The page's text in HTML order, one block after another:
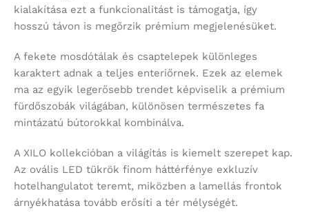
kialakítása ezt a funkcionalitást is támogatja, így
hosszú távon is megőrzik prémium megjelenésüket.
A fekete mosdótálak és csaptelepek különleges
karaktert adnak a teljes enteriőrnek. Ezek az elemek
ma az egyik legerősebb trendet képviselik a prémium
fürdőszobák világában, különösen természetes fa
mintázatú bútorokkal kombinálva.
A XILO kollekcióban a világítás is kiemelt szerepet kap.
Az ovális LED tükrök finom háttérfénye exkluzív
hotelhangulatot teremt, miközben a lamellás frontok
árnyékhatása tovább erősíti a tér mélységét.